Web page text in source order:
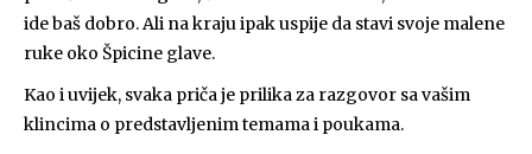
ide baš dobro. Ali na kraju ipak uspije da stavi svoje malene
ruke oko Špicine glave.
Kao i uvijek, svaka priča je prilika za razgovor sa vašim
klincima o predstavljenim temama i poukama.